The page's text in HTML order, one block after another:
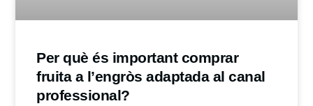
Per què és important comprar
fruita a l’engròs adaptada al canal
professional?